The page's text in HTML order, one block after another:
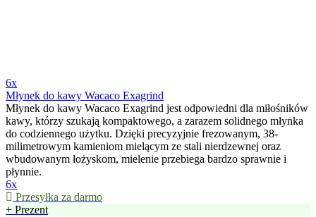
6x
Młynek do kawy Wacaco Exagrind
Młynek do kawy Wacaco Exagrind jest odpowiedni dla miłośników
kawy, którzy szukają kompaktowego, a zarazem solidnego młynka
do codziennego użytku. Dzięki precyzyjnie frezowanym, 38-
milimetrowym kamieniom mielącym ze stali nierdzewnej oraz
wbudowanym łożyskom, mielenie przebiega bardzo sprawnie i
płynnie.
6x
Przesyłka za darmo
+ Prezent